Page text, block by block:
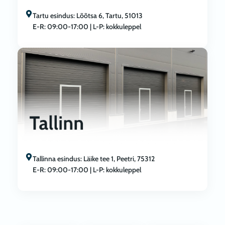
Tartu esindus: Lõõtsa 6, Tartu, 51013
E-R: 09:00-17:00 | L-P: kokkuleppel
Tallinna esindus: Läike tee 1, Peetri, 75312
E-R: 09:00-17:00 | L-P: kokkuleppel